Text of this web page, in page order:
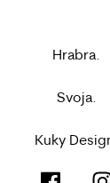
Hrabra.
Svoja.
Kuky